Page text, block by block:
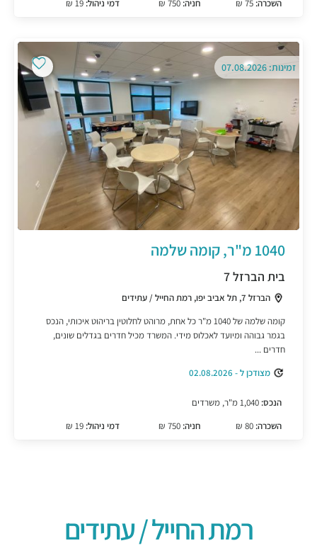
השכרה: חניה: 750 ₪ דמי ניהול:
זמינות: 07.08.2026
1040 מ"ר, קומה שלמה
בית הברזל 7
הברזל 7, תל אביב יפו, רמת החייל / עתידים
קומה שלמה של 1040 מ"ר כל אחת, מרוהט לחלוטין בריהוט איכותי, הנכס
בגמר גבוהה ומיועד לאכלוס מידי. המשרד מכיל חדרים בגדלים שונים,
חדרים ...
מצודכן ל - 02.08.2026
הנכס:
השכרה:
חניה: 750 ₪ דמי ניהול:
רמת החייל / עתידים